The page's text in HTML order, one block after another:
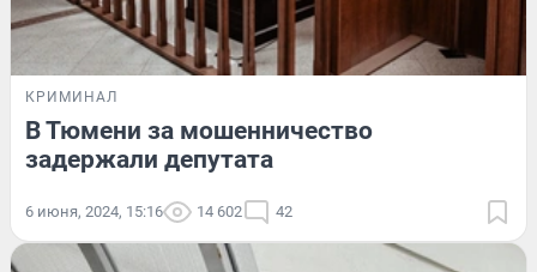
КРИМИНАЛ
В Тюмени за мошенничество
задержали депутата
6 июня, 2024, 15:16 14 602 42